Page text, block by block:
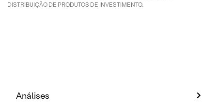
DISTRIBUIÇÃO DE PRODUTOS DE INVESTIMENTO.
Análises